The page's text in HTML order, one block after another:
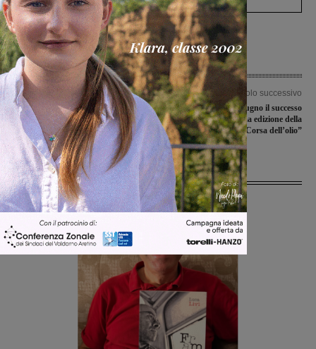
Articolo precedente
La Rignanese batte di slancio la
Bucinese
Articolo successivo
A Dakhchoune e Mugno il successo
nella quarantatreesima edizione della
“Corsa dell’olio”
Ultime Notizie